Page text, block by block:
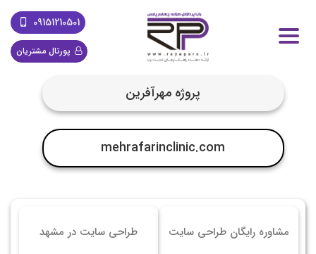
09151210501
پورتال مشتریان
پروژه مهرآفرین
mehrafarinclinic.com
مشاوره رایگان طراحی سایت طراحی سایت در مشهد